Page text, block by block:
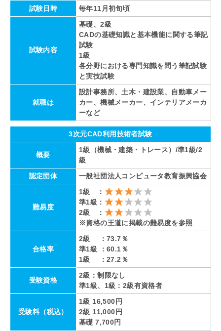
試験日時 毎年11月初旬頃
試験内容
基礎、2級
CADの基礎知識と基本機能に関する筆記
試験
1級
各分野における専門知識を問う筆記試験
と実技試験
就職は
設計事務所、土木・建設業、自動車メー
カー、機械メーカー、インテリアメーカ
ーなど
3次元CAD利用技術者試験
概要
1級（機械・建築・トレース）/準1級/2
級
認定団体
一般社団法人コンピュータ教育振興協会
難易度
1級 ：
準1級：
2級 ：
※資格の王道に掲載の難易度を参照
合格率
2級 ：73.7％
準1級 ：60.1％
1級 ：27.2％
受験資格
2級：制限なし
準1級、1級：2級有資格者
受験料（税込）
1級 16,500円
2級 11,000円
基礎 7,700円